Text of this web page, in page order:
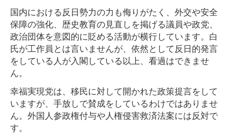
国内における反日勢力の力も侮りがたく、外交や安全
保障の強化、歴史教育の見直しを掲げる議員や政党、
政治団体を意図的に貶める活動が横行しています。白
氏が工作員とは言いませんが、依然として反日的発言
をしている人が入閣している以上、看過はできませ
ん。
幸福実現党は、移民に対して開かれた政策提言をして
いますが、手放しで賛成をしているわけではありませ
ん。外国人参政権付与や人権侵害救済法案には反対で
す。